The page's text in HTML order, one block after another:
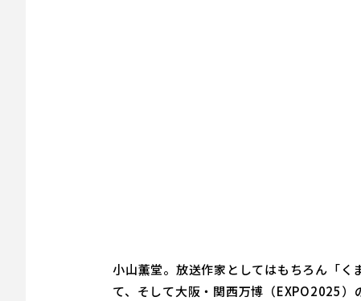
小山薫堂。放送作家としてはもちろん「く
て、そして大阪・関西万博（EXPO2025